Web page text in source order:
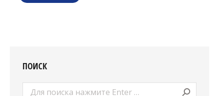
ПОИСК
Поиск: